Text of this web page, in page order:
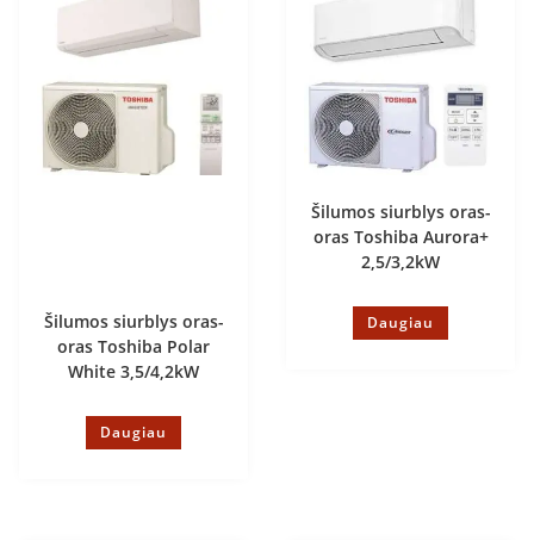
Šilumos siurblys oras-
oras Toshiba Polar
White 3,5/4,2kW
Daugiau
Šilumos siurblys oras-
oras Toshiba Aurora+
2,5/3,2kW
Daugiau